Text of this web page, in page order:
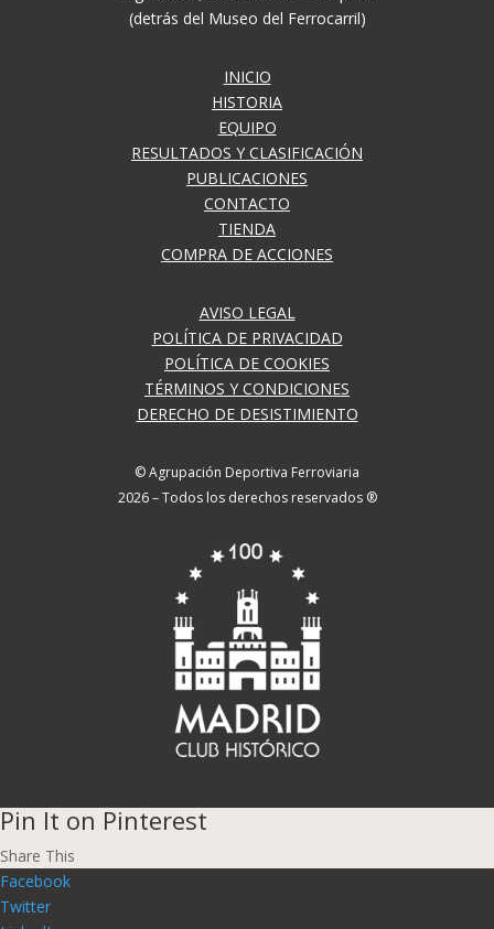
(detrás del Museo del Ferrocarril)
INICIO
HISTORIA
EQUIPO
RESULTADOS Y CLASIFICACIÓN
PUBLICACIONES
CONTACTO
TIENDA
COMPRA DE ACCIONES
AVISO LEGAL
POLÍTICA DE PRIVACIDAD
POLÍTICA DE COOKIES
TÉRMINOS Y CONDICIONES
DERECHO DE DESISTIMIENTO
© Agrupación Deportiva Ferroviaria
2026 – Todos los derechos reservados ®
Pin It on Pinterest
Share This
Facebook
Twitter